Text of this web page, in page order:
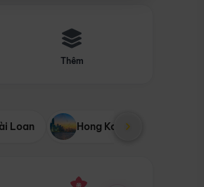
Thêm
Loan Hong Kong